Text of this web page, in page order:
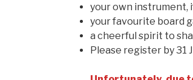
your own instrument,
your favourite board
a cheerful spirit to
Please register by 31